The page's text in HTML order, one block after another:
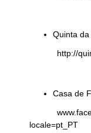
Quinta da
http://
Casa de
locale=pt_PT